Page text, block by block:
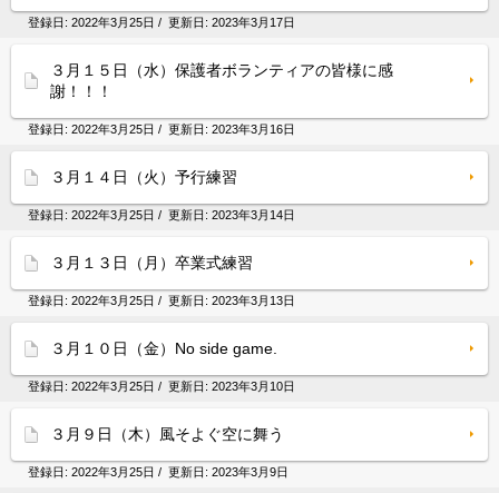
登録日: 2022年3月25日 / 更新日: 2023年3月17日
３月１５日（水）保護者ボランティアの皆様に感
謝！！！
登録日: 2022年3月25日 / 更新日: 2023年3月16日
３月１４日（火）予行練習
登録日: 2022年3月25日 / 更新日: 2023年3月14日
３月１３日（月）卒業式練習
登録日: 2022年3月25日 / 更新日: 2023年3月13日
３月１０日（金）No side game.
登録日: 2022年3月25日 / 更新日: 2023年3月10日
３月９日（木）風そよぐ空に舞う
登録日: 2022年3月25日 / 更新日: 2023年3月9日